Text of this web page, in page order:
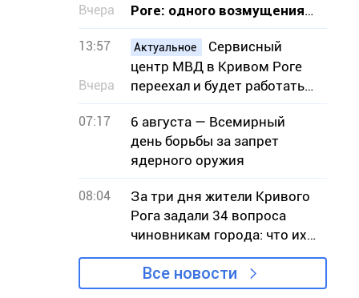
Вчера
Роге: одного возмущения
мало, нужно действовать
13:57
Вчера
Актуальное
Сервисный
центр МВД в Кривом Роге
переехал и будет работать
во время воздушных тревог
– адрес
07:17
6 августа — Всемирный
день борьбы за запрет
ядерного оружия
08:04
За три дня жители Кривого
Рога задали 34 вопроса
чиновникам города: что их
беспокоило
Все новости